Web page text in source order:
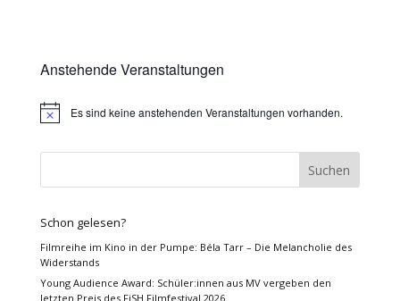
Anstehende Veranstaltungen
HinweisEs sind keine anstehenden Veranstaltungen vorhanden.
Schon gelesen?
Filmreihe im Kino in der Pumpe: Béla Tarr – Die Melancholie des
Widerstands
Young Audience Award: Schüler:innen aus MV vergeben den
letzten Preis des FiSH Filmfestival 2026